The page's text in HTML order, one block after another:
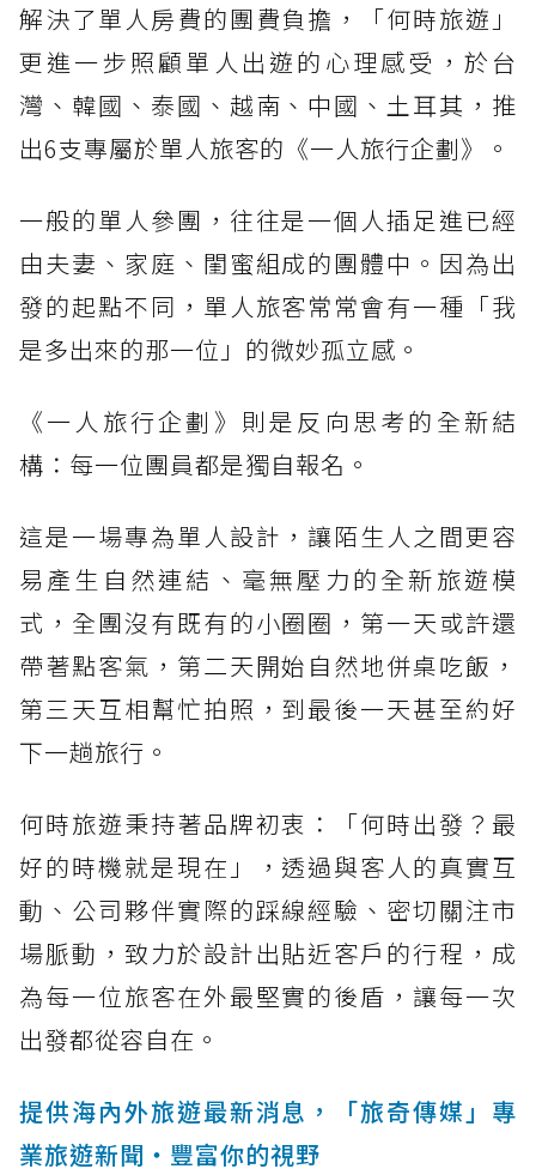
解決了單人房費的團費負擔，「何時旅遊」
更進一步照顧單人出遊的心理感受，於台
灣、韓國、泰國、越南、中國、土耳其，推
出6支專屬於單人旅客的《一人旅行企劃》。
一般的單人參團，往往是一個人插足進已經
由夫妻、家庭、閨蜜組成的團體中。因為出
發的起點不同，單人旅客常常會有一種「我
是多出來的那一位」的微妙孤立感。
《一人旅行企劃》則是反向思考的全新結
構：每一位團員都是獨自報名。
這是一場專為單人設計，讓陌生人之間更容
易產生自然連結、毫無壓力的全新旅遊模
式，全團沒有既有的小圈圈，第一天或許還
帶著點客氣，第二天開始自然地併桌吃飯，
第三天互相幫忙拍照，到最後一天甚至約好
下一趟旅行。
何時旅遊秉持著品牌初衷：「何時出發？最
好的時機就是現在」，透過與客人的真實互
動、公司夥伴實際的踩線經驗、密切關注市
場脈動，致力於設計出貼近客戶的行程，成
為每一位旅客在外最堅實的後盾，讓每一次
出發都從容自在。
提供海內外旅遊最新消息，「旅奇傳媒」專
業旅遊新聞‧豐富你的視野